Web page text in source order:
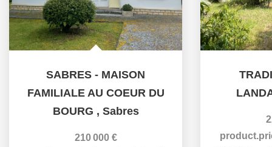
SABRES - MAISON
FAMILIALE AU COEUR DU
BOURG , Sabres
210 000 €